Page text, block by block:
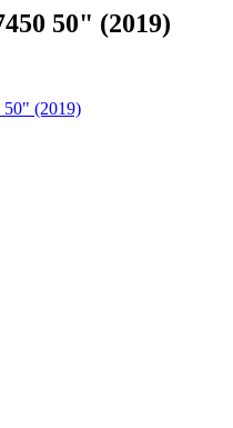
50" (2019)